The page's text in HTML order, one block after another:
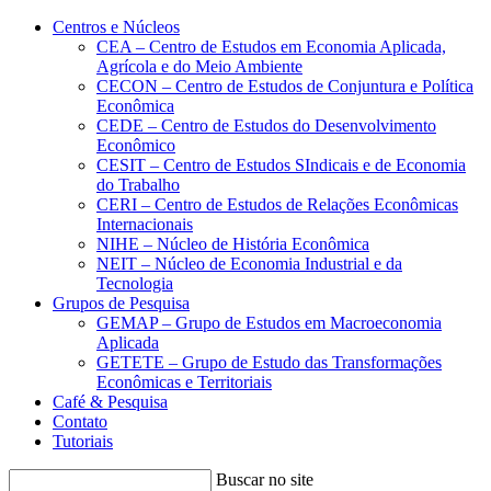
Conteúdo principal Menu principal
Centros e Núcleos
CEA – Centro de Estudos em Economia Aplicada,
Agrícola e do Meio Ambiente
CECON – Centro de Estudos de Conjuntura e Política
Econômica
CEDE – Centro de Estudos do Desenvolvimento
Econômico
CESIT – Centro de Estudos SIndicais e de Economia
do Trabalho
CERI – Centro de Estudos de Relações Econômicas
Internacionais
NIHE – Núcleo de História Econômica
NEIT – Núcleo de Economia Industrial e da
Tecnologia
Grupos de Pesquisa
GEMAP – Grupo de Estudos em Macroeconomia
Aplicada
GETETE – Grupo de Estudo das Transformações
Econômicas e Territoriais
Café & Pesquisa
Contato
Tutoriais
Buscar no site